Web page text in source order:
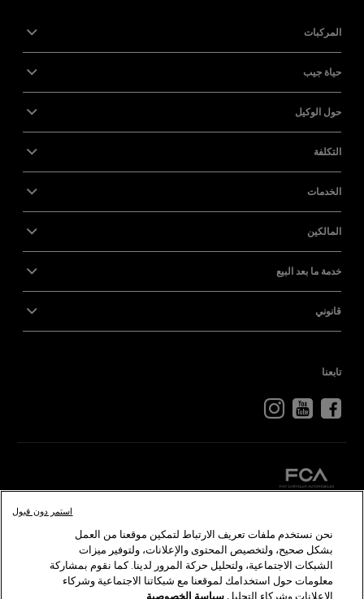
المركبات
حياة جيب
حول الوكيل
التكلفة
الخدمات
المالكين
خدمة ما بعد البيع
قانوني
تابعنا
أبارث روميو
©2026 FCA US LLC. جميع الحقوق محفوظة. كرايسلر، دودج، جيب، رام، موبار، إس آر تي هي
ألفا روميو وفيات هي علامات تجارية مسجلة لدى شركة FCA Group Marketing S.p.A ويلزم
نحن نستخدم ملفات تعريف الارتباط لتمكين موقعنا من العمل
بشكل صحيح، ولتخصيص المحتوى والإعلانات، ولتوفير ميزات
الشبكات الاجتماعية، ولتحليل حركة المرور لدينا. كما نقوم بمشاركة
معلومات حول استخدامك لموقعنا مع شبكاتنا الاجتماعية وشركاء
الإعلانات وشركاء التحليل.سياسة الخصوصية
استمر دون قبول